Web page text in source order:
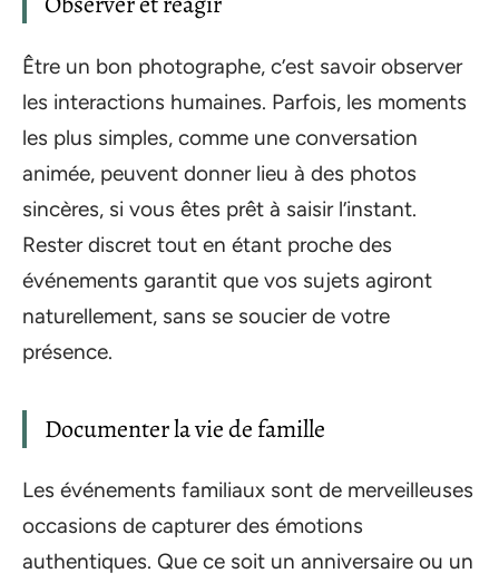
Être un bon photographe, c’est savoir observer
les interactions humaines. Parfois, les moments
les plus simples, comme une conversation
animée, peuvent donner lieu à des photos
sincères, si vous êtes prêt à saisir l’instant.
Rester discret tout en étant proche des
événements garantit que vos sujets agiront
naturellement, sans se soucier de votre
présence.
Documenter la vie de famille
Les événements familiaux sont de merveilleuses
occasions de capturer des émotions
authentiques. Que ce soit un anniversaire ou un